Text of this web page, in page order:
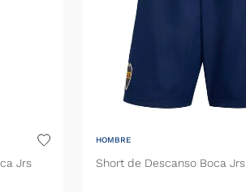
Jrs
HOMBRE
Short de Descanso Boca Jrs